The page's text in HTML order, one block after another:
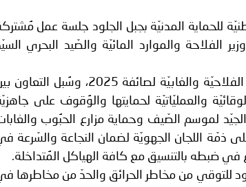
سلطنة عُمان ـ 1448/02/21هـ ــ الموافق 2026/08/04 م - دفعة
عن الأمن السياحي
2025 بمقرّ المدرسة الوطنيّة للحماية المدنيّة بجبل الجلود جلسة عمل
الفلاحة والموارد المائيّة والصّيد البحري
وقـد خُصّصت الجلسة لتدارس الإستعدادات لحماية الثروة الفلاحيّة والغابيّة لصائفة 2025، وسُبل
والعمليّاتيّة لحمايتها والوُقوف على
لموسم الصّيف وحماية مزارع الحبُوب
ذمّة اللجان الجهويّة لضمان النجاعة والسّرعة
ضبطه بالتنسيق مع كافة الهياكل المُتداخلة.
للتوقي من مخاطر الحرائق والحدّ من مخاطرها